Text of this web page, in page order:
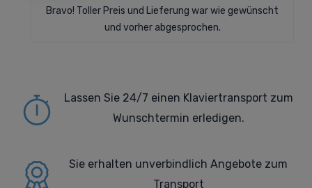
Bravo! Toller Preis und Lieferung war wie gewünscht
und vorher abgesprochen.
Lassen Sie 24/7 einen Klaviertransport zum
Wunschtermin erledigen.
Sie erhalten unverbindlich Angebote zum
Transport